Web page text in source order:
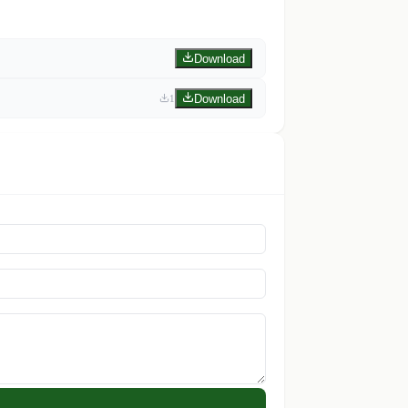
Download
1 Download